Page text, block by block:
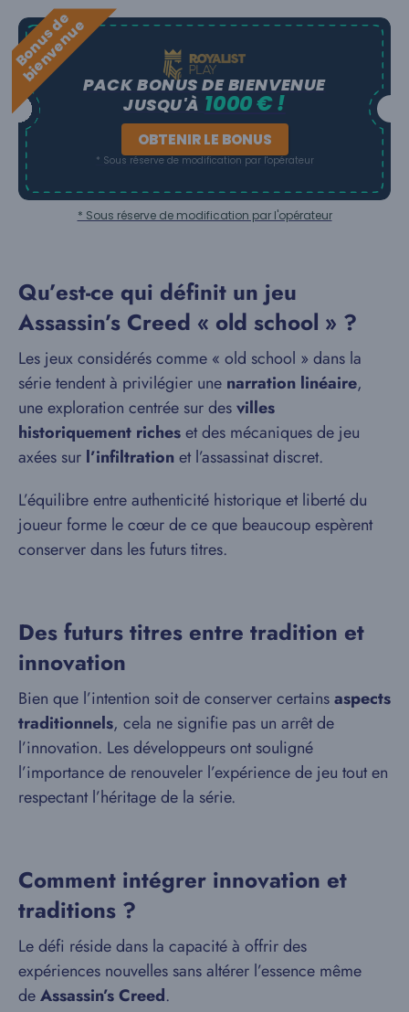
B
o
n
u
s
d
e
b
i
e
n
v
e
n
u
ePACK BONUS DE BIENVENUE
JUSQU'À 1000 € !
OBTENIR LE BONUS
* Sous réserve de modification par l'opérateur
* Sous réserve de modification par l'opérateur
Qu’est-ce qui définit un jeu
Assassin’s Creed « old school » ?
Les jeux considérés comme « old school » dans la
série tendent à privilégier une narration linéaire,
une exploration centrée sur desvilles
historiquement richeset des mécaniques de jeu
axées sur l’infiltrationet l’assassinat discret.
L’équilibre entre authenticité historique et liberté du
joueur forme le cœur de ce que beaucoup espèrent
conserver dans les futurs titres.
Des futurs titres entre tradition et
innovation
Bien que l’intention soit de conserver certainsaspects
traditionnels, cela ne signifie pas un arrêt de
l’innovation. Les développeurs ont souligné
l’importance de renouveler l’expérience de jeu tout en
respectant l’héritage de la série.
Comment intégrer innovation et
traditions ?
Le défi réside dans la capacité à offrir des
expériences nouvelles sans altérer l’essence même
deAssassin’s Creed.